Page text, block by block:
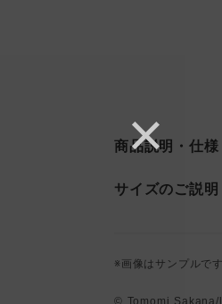
商品説明・仕様
サイズのご説明
※画像はサンプルで
© Tomomi Sakana/